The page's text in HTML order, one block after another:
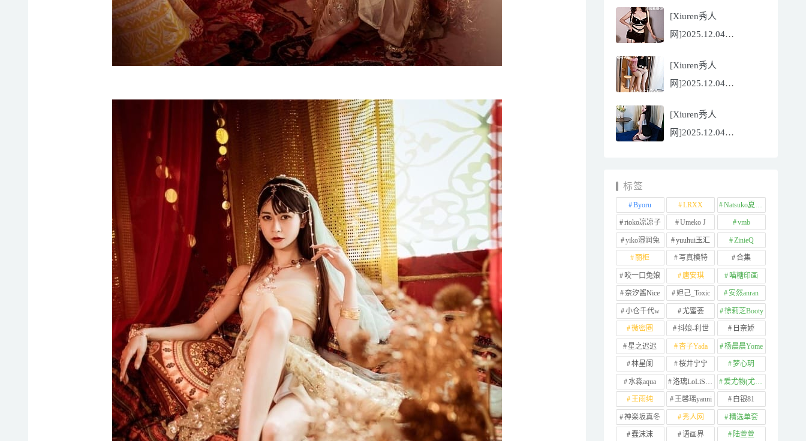
[71P/960.78MB]
[Xiuren秀人
网]2025.12.04
[86P/762.32MB]
[Xiuren秀人
网]2025.12.04
Well11[67P/745.99MB]
[Xiuren秀人
网]2025.12.04
标签
Byoru LRXX Natsuko夏夏子
rioko凉凉子 Umeko J vmb
yiko湿润兔 yuuhui玉汇 ZinieQ
丽柜 写真模特 合集
咬一口兔娘 唐安琪 喵糖印画
奈汐酱Nice 妲己_Toxic 安然anran
小仓千代w 尤蜜荟 徐莉芝Booty
微密圈 抖娘-利世 日奈娇
星之迟迟 杏子Yada 杨晨晨Yome
林星阑 桜井宁宁 梦心玥
水淼aqua 洛璃LoLiSAMA 爱尤物(尤果网)
王雨纯 王馨瑶yanni 白银81
神楽坂真冬 秀人网 精选单套
蠢沫沫 语画界 陆萱萱